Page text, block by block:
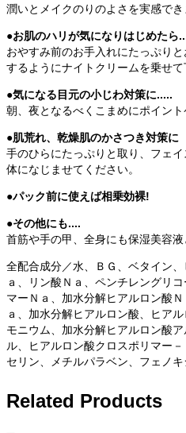
潤いとメイクのりのよさを実感でき
●お肌のハリが気になりはじめたら
おやすみ前のお手入れにたっぷり
するようにナイトクリームを乗せて
●気になる目元の小じわ対策に.....
朝、夜となるべくこまめにポイント
●肌荒れ、乾燥肌のかさつき対策に
手のひらにたっぷりと取り、フェ
体になじませてください。
●パック前に使えば相乗効裸!
●その他にも....
首筋や手の甲、全身にも保湿美容液
全配合成分／水、ＢＧ、ベタイン
ａ、リン酸Ｎａ、ペンチレングリ
マーＮａ、加水分解ヒアルロン酸
ａ、加水分解ヒアルロン酸、ヒア
モニウム、加水分解ヒアルロン酸
ル、ヒアルロン酸クロスポリマー
セリン、メチルパラベン、フェノ
Related Products